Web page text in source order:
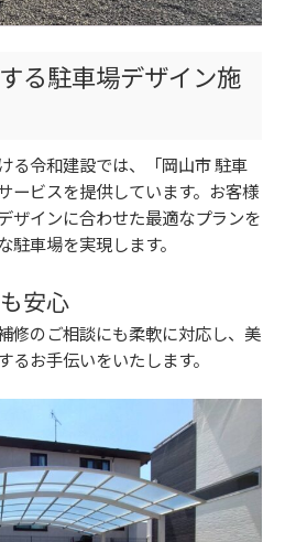
る駐車場デザイン施
る令和建設では、「岡山市 駐車
ービスを提供しています。お客様
ザインに合わせた最適なプランを
車場を実現します。
安心
修のご相談にも柔軟に対応し、美
るお手伝いをいたします。